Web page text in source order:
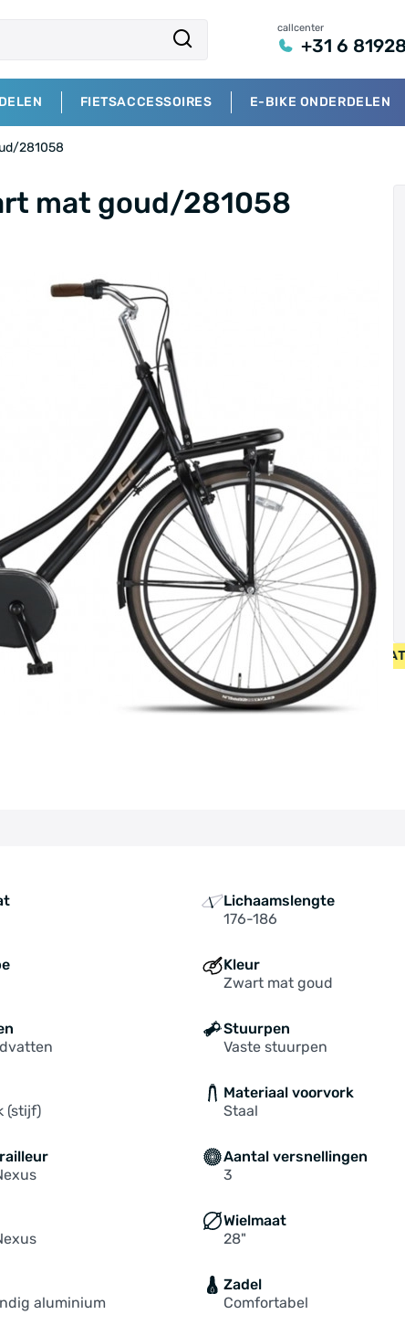
callcenter
+31 6
FIETSACCESSOIRES E-BIKE ONDERDELEN
281058
mat goud/281058
OP NIEUW FIETSEN VANAF 400 EUR • GEBRUIKT FIETSEN 55
Lichaamslengte
176-186
Kleur
Zwart mat goud
Stuurpen
Vaste stuurpen
(stijf)
Materiaal voorvork
Staal
Aantal versnellingen
3
Wielmaat
28"
aluminium
Zadel
Comfortabel